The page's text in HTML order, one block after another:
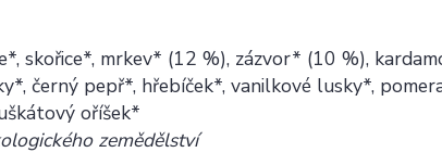
skořice*, mrkev* (12 %), zázvor* (10 %),
černý pepř*, hřebíček*, vanilkové lusky*,
oříšek*
zemědělství